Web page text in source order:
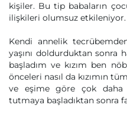
kişiler. Bu tip babaların
ilişkileri olumsuz etkileniyor.
Kendi annelik
yaşını doldurduktan sonra
başladım ve kızım ben
önceleri nasıl da kızımın
ve eşime göre çok daha
tutmaya başladıktan sonra